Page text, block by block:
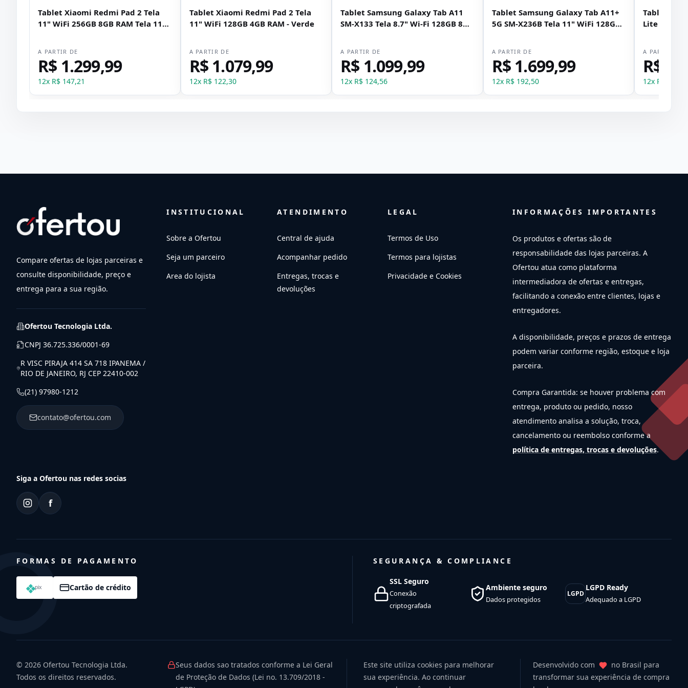
Tablet Xiaomi Redmi Pad 2 Tela
11" WiFi 256GB 8GB RAM Tela 11" -
A PARTIR DE
R$ 1.299,99
12x R$ 147,21
Tablet Xiaomi Redmi Pad 2 Tela
11" WiFi 128GB 4GB RAM - Verde
A PARTIR DE
R$ 1.079,99
12x R$ 122,30
Tablet Samsung Galaxy Tab A11
SM-X133 Tela 8.7" Wi-Fi 128GB 8GB
A PARTIR DE
R$ 1.099,99
12x R$ 124,56
Tablet Samsung Galaxy Tab A11+
5G SM-X236B Tela 11" WiFi 128GB
A PARTIR DE
R$ 1.699,99
12x R$ 192,50
Tablet
Lite SM-
A PARTIR DE
R$
12x R$
Compare ofertas de lojas parceiras e
consulte disponibilidade, preço e
entrega para a sua região.
Ofertou Tecnologia Ltda.
CNPJ 36.725.336/0001-69
R VISC PIRAJA 414 SA 718 IPANEMA /
RIO DE JANEIRO, RJ CEP 22410-002
(21) 97980-1212
contato@ofertou.com
INSTITUCIONAL
Sobre a Ofertou
Seja um parceiro
Area do lojista
ATENDIMENTO
Central de ajuda
Acompanhar pedido
Entregas, trocas e
devoluções
LEGAL
Termos de Uso
Termos para lojistas
Privacidade e Cookies
INFORMAÇÕES IMPORTANTES
Os produtos e ofertas são de
responsabilidade das lojas parceiras. A
Ofertou atua como plataforma
intermediadora de ofertas e entregas,
facilitando a conexão entre clientes, lojas e
entregadores.
A disponibilidade, preços e prazos de entrega
podem variar conforme região, estoque e loja
parceira.
Compra Garantida: se houver problema com
entrega, produto ou pedido, nosso
atendimento analisa a solução, troca,
cancelamento ou reembolso conforme a
política de entregas, trocas e devoluções.
Siga a Ofertou nas redes socias
f
FORMAS DE PAGAMENTO
Cartão de crédito
SEGURANÇA & COMPLIANCE
SSL Seguro
Conexão
criptografada
Ambiente seguro
Dados protegidos
LGPD
LGPD Ready
Adequado a LGPD
© 2026 Ofertou Tecnologia Ltda.
Todos os direitos reservados.
Seus dados sao tratados conforme a Lei Geral
de Proteção de Dados (Lei no. 13.709/2018 -
Este site utiliza cookies para melhorar
sua experiência. Ao continuar
Desenvolvido com
no Brasil para
transformar sua experiência de compra